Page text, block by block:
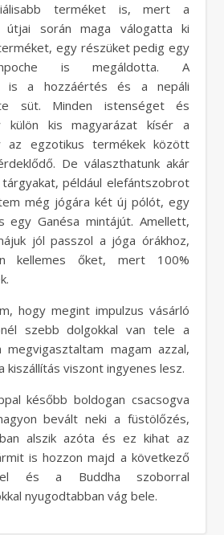
terméket is, mert a
útjai során maga válogatta ki
egy részüket pedig egy
is megáldotta. A
is a hozzáértés és a nepáli
süt. Minden istenséget és
külön kis magyarázat kísér a
az egzotikus termékek között
De választhatunk akár
például elefántszobrot
még jógára két új pólót, egy
egy Ganésa mintájút. Amellett,
jól passzol a jóga órákhoz,
kellemes őket, mert 100%
hogy megint impulzus vásárló
szebb dolgokkal van tele a
megvigasztaltam magam azzal,
kiszállítás viszont ingyenes lesz.
később boldogan csacsogva
bevált neki a füstölőzés,
alszik azóta és ez kihat az
is hozzon majd a következő
és a Buddha szoborral
nyugodtabban vág bele.